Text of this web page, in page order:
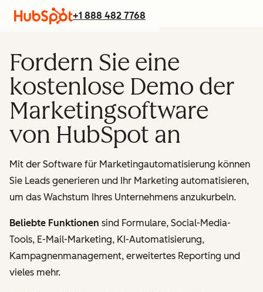
+1 888 482 7768
Fordern Sie eine
kostenlose Demo der
Marketingsoftware
von HubSpot an
Mit der Software für Marketingautomatisierung können
Sie Leads generieren und Ihr Marketing automatisieren,
um das Wachstum Ihres Unternehmens anzukurbeln.
Beliebte Funktionen sind Formulare, Social-Media-
Tools, E-Mail-Marketing, KI-Automatisierung,
Kampagnenmanagement, erweitertes Reporting und
vieles mehr.